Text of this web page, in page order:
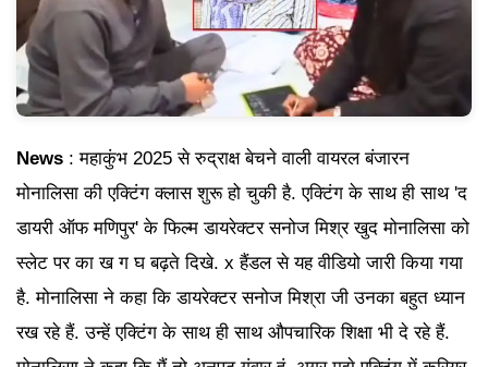
News : महाकुंभ 2025 से रुद्राक्ष बेचने वाली वायरल बंजारन
मोनालिसा की एक्टिंग क्लास शुरू हो चुकी है. एक्टिंग के साथ ही साथ 'द
डायरी ऑफ मणिपुर' के फिल्म डायरेक्टर सनोज मिश्र खुद मोनालिसा को
स्लेट पर का ख ग घ बढ़ते दिखे. x हैंडल से यह वीडियो जारी किया गया
है. मोनालिसा ने कहा कि डायरेक्टर सनोज मिश्रा जी उनका बहुत ध्यान
रख रहे हैं. उन्हें एक्टिंग के साथ ही साथ औपचारिक शिक्षा भी दे रहे हैं.